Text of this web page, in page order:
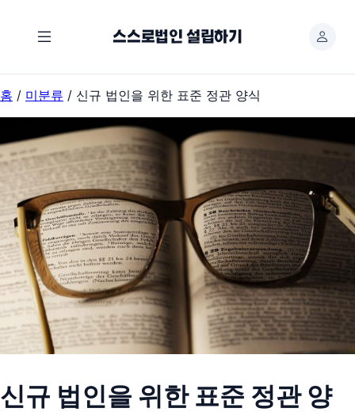
가
기
스스로법인 설립하기
홈 / 미분류 / 신규 법인을 위한 표준 정관 양식
신규 법인을 위한 표준 정관 양